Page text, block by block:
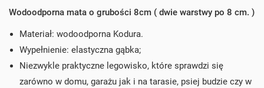
Wodoodporna mata o grubości 8cm ( dwie warstwy po 8 cm. )
Materiał: wodoodporna Kodura.
Wypełnienie: elastyczna gąbka;
Niezwykle praktyczne legowisko, które sprawdzi się
zarówno w domu, garażu jak i na tarasie, psiej budzie czy w